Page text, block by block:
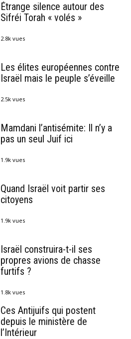
Étrange silence autour des
Sifréi Torah « volés »
2.8k vues
Les élites européennes contre
Israël mais le peuple s’éveille
2.5k vues
Mamdani l’antisémite: Il n’y a
pas un seul Juif ici
1.9k vues
Quand Israël voit partir ses
citoyens
1.9k vues
Israël construira-t-il ses
propres avions de chasse
furtifs ?
1.8k vues
Ces Antijuifs qui postent
depuis le ministère de
l’Intérieur